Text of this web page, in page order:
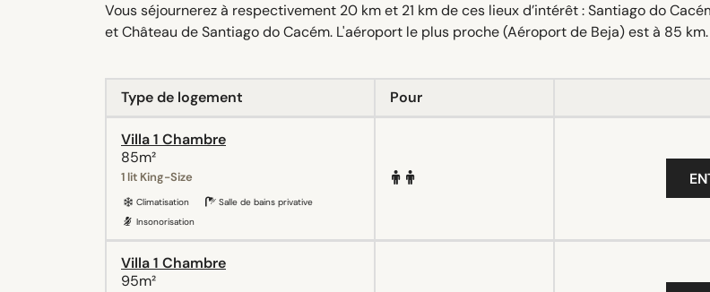
Vous séjournerez à respectivement 20 km et 21 km de ces lieux d’intérêt : Santiago do
et Château de Santiago do Cacém. L'aéroport le plus proche (Aéroport de Beja) est à 85 km.
Type de logement Pour
Villa 1 Chambre
85m²
1 lit King-Size
Climatisation
Salle de bains privative
Insonorisation
Villa 1 Chambre
95m²